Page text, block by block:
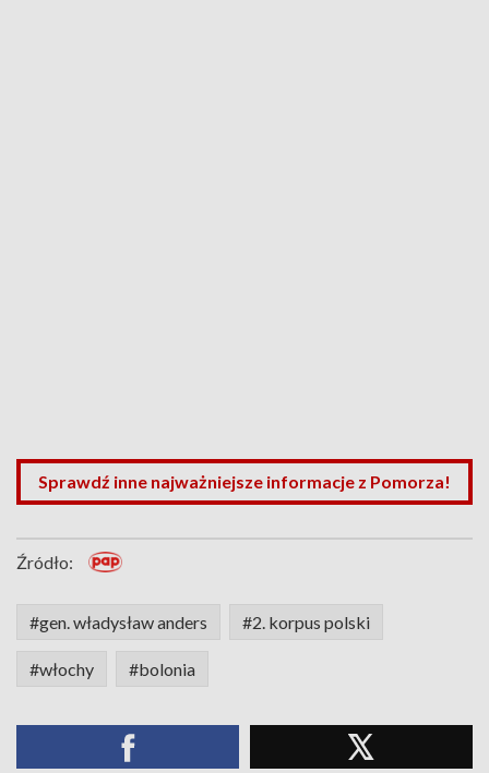
Sprawdź inne najważniejsze informacje z Pomorza!
Źródło:
#gen. władysław anders #2. korpus polski
#włochy #bolonia